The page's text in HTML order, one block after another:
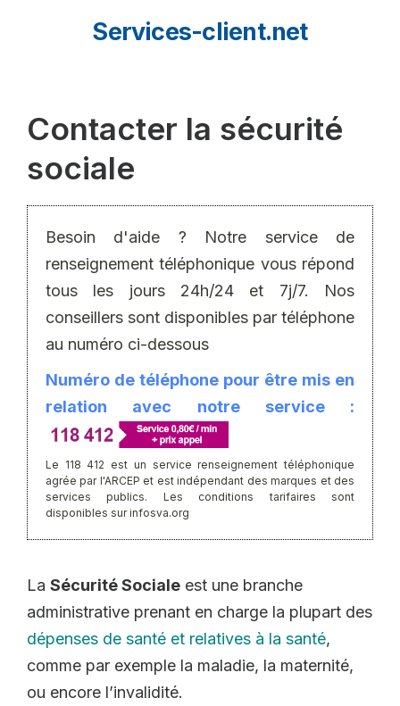
Services-client.net
Contacter la sécurité
sociale
Besoin d'aide ? Notre service de
renseignement téléphonique vous répond
tous les jours 24h/24 et 7j/7. Nos
conseillers sont disponibles par téléphone
au numéro ci-dessous
Numéro de téléphone pour être mis en
relation avec notre service :
Le 118 412 est un service renseignement téléphonique
agrée par l'ARCEP et est indépendant des marques et des
services publics. Les conditions tarifaires sont
disponibles sur infosva.org
La Sécurité Sociale est une branche
administrative prenant en charge la plupart des
dépenses de santé et relatives à la santé,
comme par exemple la maladie, la maternité,
ou encore l’invalidité.